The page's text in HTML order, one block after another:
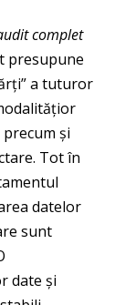
complet
presupune
a tuturor
și
Tot în
datelor
sunt
date și